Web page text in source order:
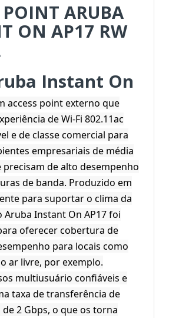
POINT ARUBA
ON AP17 RW
Instant On
access point externo que
de Wi-Fi 802.11ac
e de classe comercial para
empresariais de média
precisam de alto desempenho
de banda. Produzido em
para suportar o clima da
Aruba Instant On AP17 foi
oferecer cobertura de
para locais como
ar livre, por exemplo.
multiusuário confiáveis e
taxa de transferência de
2 Gbps, o que os torna